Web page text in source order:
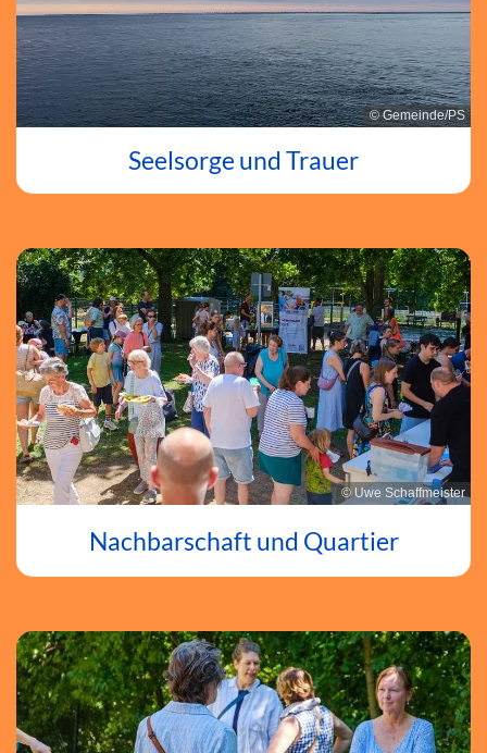
© Gemeinde/PS
Seelsorge und Trauer
© Uwe Schaffmeister
Nachbarschaft und Quartier